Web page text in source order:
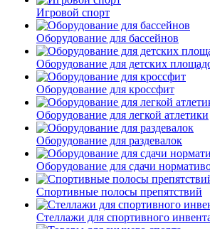
Игровой спорт
Оборудование для бассейнов
Оборудование для детских
Оборудование для кроссфит
Оборудование для легкой атлетики
Оборудование для раздевалок
Оборудование для сдачи
Спортивные полосы препятствий
Стеллажи для спортивного